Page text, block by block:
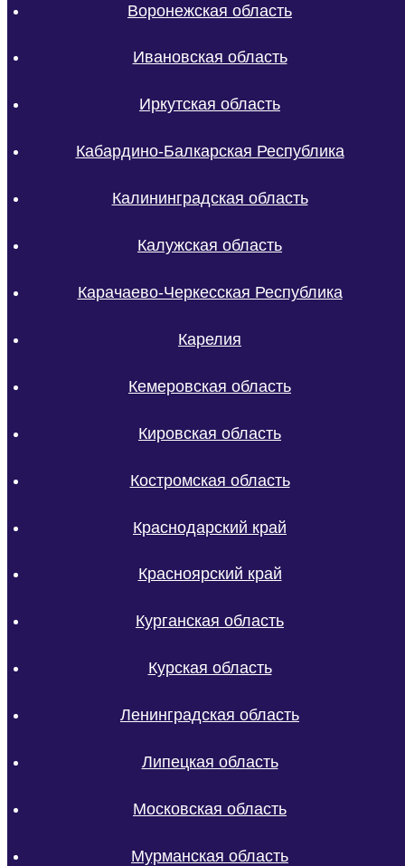
Воронежская область
Ивановская область
Иркутская область
Кабардино-Балкарская Республика
Калининградская область
Калужская область
Карачаево-Черкесская Республика
Карелия
Кемеровская область
Кировская область
Костромская область
Краснодарский край
Красноярский край
Курганская область
Курская область
Ленинградская область
Липецкая область
Московская область
Мурманская область